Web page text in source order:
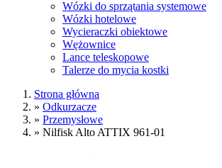
Wózki do sprzątania systemowe
Wózki hotelowe
Wycieraczki obiektowe
Wężownice
Lance teleskopowe
Talerze do mycia kostki
Strona główna
» Odkurzacze
» Przemysłowe
» Nilfisk Alto ATTIX 961-01